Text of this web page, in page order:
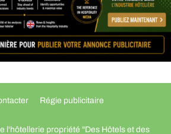
Régie publicitaire
l'hôtellerie propriété "Des Hôtels et des